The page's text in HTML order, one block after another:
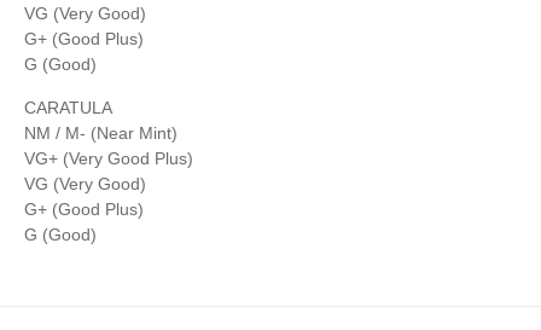
VG (Very Good)
G+ (Good Plus)
G (Good)
CARATULA
NM / M- (Near Mint)
VG+ (Very Good Plus)
VG (Very Good)
G+ (Good Plus)
G (Good)